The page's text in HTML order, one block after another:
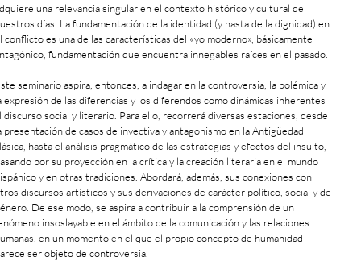
una relevancia singular en el contexto histórico y cultural de
días. La fundamentación de la identidad (y hasta de la dignidad) en
conflicto es una de las características del «yo moderno», básicamente
fundamentación que encuentra innegables raíces en el pasado.
seminario aspira, entonces, a indagar en la controversia, la polémica y
expresión de las diferencias y los diferendos como dinámicas inherentes
discurso social y literario. Para ello, recorrerá diversas estaciones, desde
presentación de casos de invectiva y antagonismo en la Antigüedad
hasta el análisis pragmático de las estrategias y efectos del insulto,
por su proyección en la crítica y la creación literaria en el mundo
y en otras tradiciones. Abordará, además, sus conexiones con
discursos artísticos y sus derivaciones de carácter político, social y de
De ese modo, se aspira a contribuir a la comprensión de un
insoslayable en el ámbito de la comunicación y las relaciones
en un momento en el que el propio concepto de humanidad
ser objeto de controversia.